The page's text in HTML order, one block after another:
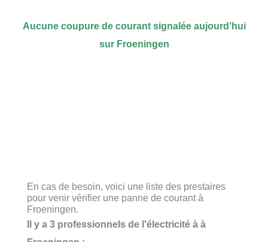
Aucune coupure de courant signalée aujourd’hui
sur Froeningen
En cas de besoin, voici une liste des prestaires
pour venir vérifier une panne de courant à
Froeningen.
Il y a 3 professionnels de l'électricité à à